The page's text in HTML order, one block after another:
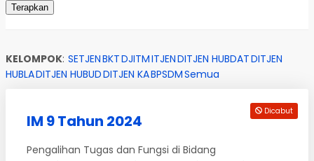
KELOMPOK: SETJENBKTDJITMITJENDITJEN HUBDATDITJEN
HUBLADITJEN HUBUDDITJEN KABPSDMSemua
Dicabut
IM 9 Tahun 2024
Pengalihan Tugas dan Fungsi di Bidang